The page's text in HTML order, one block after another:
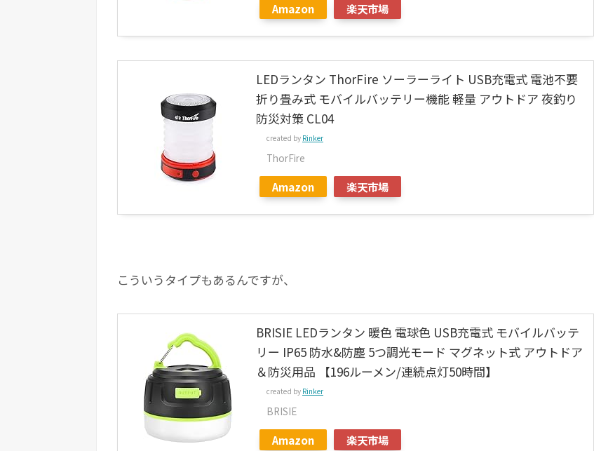
Amazon 楽天市場
LEDランタン ThorFire ソーラーライト USB充電式 電池不要
折り畳み式 モバイルバッテリー機能 軽量 アウトドア 夜釣り
防災対策 CL04
created by Rinker
ThorFire
Amazon 楽天市場
こういうタイプもあるんですが、
BRISIE LEDランタン 暖色 電球色 USB充電式 モバイルバッテ
リー IP65 防水&防塵 5つ調光モード マグネット式 アウトドア
＆防災用品 【196ルーメン/連続点灯50時間】
created by Rinker
BRISIE
Amazon 楽天市場